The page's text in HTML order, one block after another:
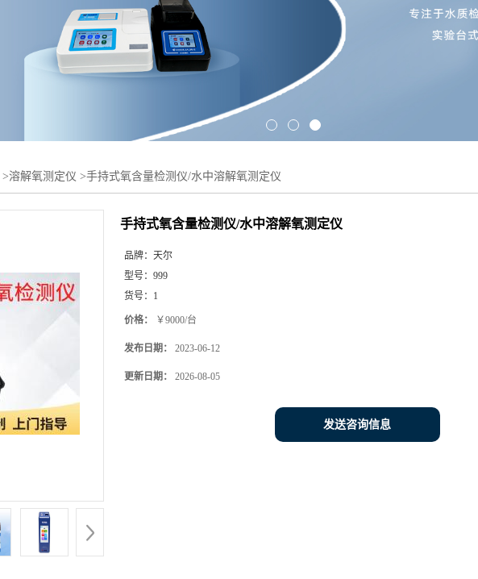
>溶解氧测定仪 >手持式氧含量检测仪/水中溶解氧测定仪
手持式氧含量检测仪/水中溶解氧测定仪
品牌： 天尔
型号： 999
货号： 1
价格： ￥9000/台
发布日期： 2023-06-12
更新日期： 2026-08-05
发送咨询信息